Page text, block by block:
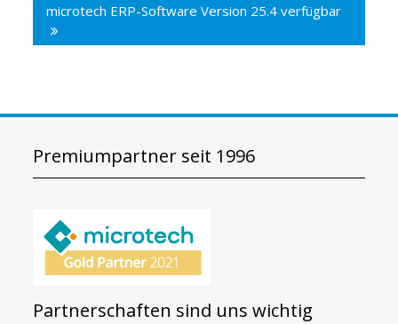
microtech ERP-Software Version 25.4 verfügbar
Premiumpartner seit 1996
Partnerschaften sind uns wichtig